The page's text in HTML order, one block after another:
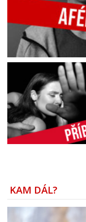
KAM DÁL?